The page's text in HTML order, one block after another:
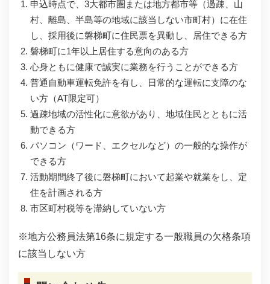
申込時点で、3大都市圏または地方都市等（過疎、山
村、離島、半島等の地域に該当しない市町村）に在住
し、採用後に磐梯町に住民票を異動し、居住できる方
磐梯町に1年以上居住する意向のある方
心身ともに健康で誠実に業務を行うことができる方
普通自動車運転免許を有し、日常的な運転に支障のな
い方（AT限定可）
過疎地域の活性化に意欲があり、地域住民とともに活
動できる方
パソコン（ワード、エクセルなど）の一般的な操作が
できる方
活動期間終了後に磐梯町において起業や就業をし、定
住を計画される方
市区町村税等を滞納していない方
※地方公務員法第16条に規定する一般職員の欠格条項
に該当しない方